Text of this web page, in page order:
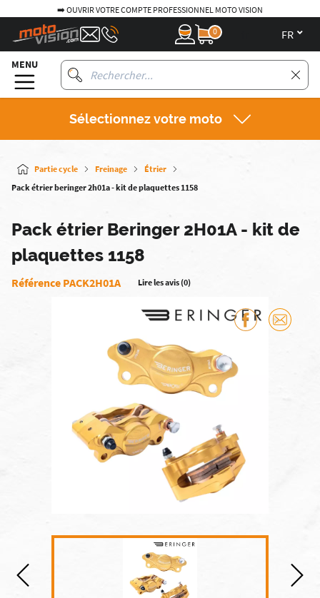
➡️ OUVRIR VOTRE COMPTE PROFESSIONNEL MOTO VISION
0
MENU
Sélectionnez votre moto
Partie cycle Freinage
Étrier
Pack étrier beringer 2h01a - kit de plaquettes 1158
Pack étrier Beringer 2H01A - kit de
plaquettes 1158
Référence PACK2H01A Lire les avis (0)